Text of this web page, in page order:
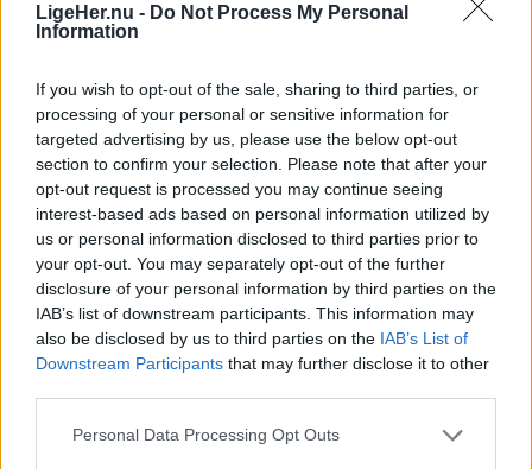
LigeHer.nu - Do Not Process My Personal
Information
If you wish to opt-out of the sale, sharing to third parties, or
processing of your personal or sensitive information for
targeted advertising by us, please use the below opt-out
section to confirm your selection. Please note that after your
opt-out request is processed you may continue seeing
interest-based ads based on personal information utilized by
us or personal information disclosed to third parties prior to
your opt-out. You may separately opt-out of the further
disclosure of your personal information by third parties on the
IAB’s list of downstream participants. This information may
also be disclosed by us to third parties on the IAB’s List of
Downstream Participants that may further disclose it to other
Personal Data Processing Opt Outs
Nyt år betyder ny bøllehat til
Vesterhavsrock
Jesper Hansen